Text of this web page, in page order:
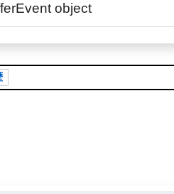
object